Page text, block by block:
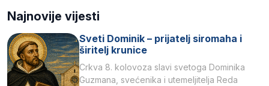
Najnovije vijesti
Sveti Dominik – prijatelj siromaha i
širitelj krunice
Crkva 8. kolovoza slavi svetoga Dominika
Guzmana, svećenika i utemeljitelja Reda